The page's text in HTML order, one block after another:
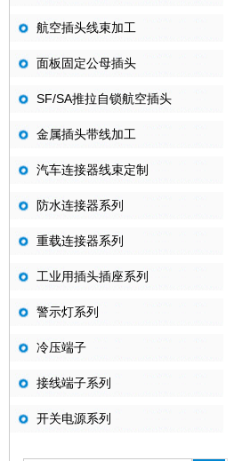
航空插头线束加工
面板固定公母插头
SF/SA推拉自锁航空插头
金属插头带线加工
汽车连接器线束定制
防水连接器系列
重载连接器系列
工业用插头插座系列
警示灯系列
冷压端子
接线端子系列
开关电源系列